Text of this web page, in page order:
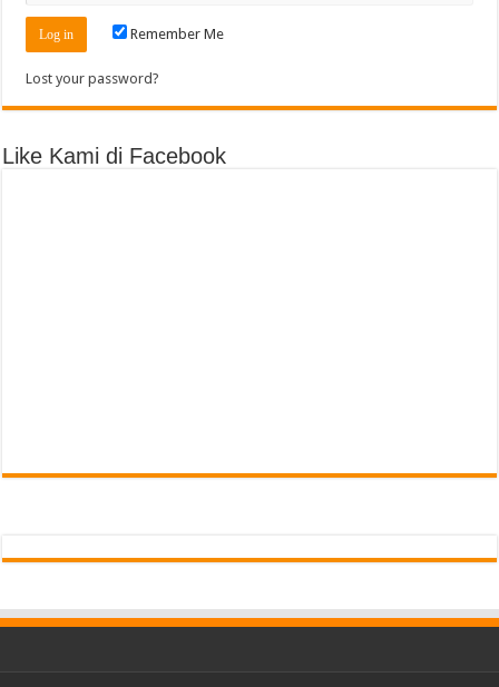
Remember Me
Lost your password?
Like Kami di Facebook